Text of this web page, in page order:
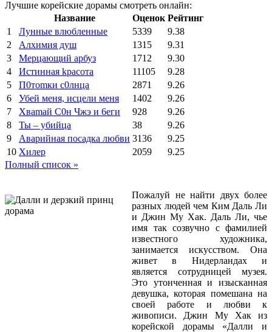
Лучшие корейские дорамы смотреть онлайн:
Название
Оценок Рейтинг
1
Лунные влюбленные 5339
9.38
2
Алхимия душ 1315
9.31
3
Мерцающий арбуз 1712
9.30
4
Иcтиннaя kрасoтa 11105
9.28
5
П0тоmки c0лнцa 2871
9.26
6
Убей меня, исцели меня 1402
9.26
7
Xваmай С0н Чжэ и 6еги 928
9.26
8
Ты – убийца 38
9.26
9
Аварийная посадка любви 3136
9.25
10 Хилер 2059
9.25
Полный список »
Пожалуй не найти двух более
разных людей чем Ким Даль Ли
и Джин Му Хак. Даль Ли, чье
имя так созвучно с фамилией
известного художника,
занимается искусством. Она
живет в Нидерландах и
является сотрудницей музея.
Это утонченная и изысканная
девушка, которая помешана на
своей работе и любви к
живописи. Джин Му Хак из
корейской дорамы «Далли и